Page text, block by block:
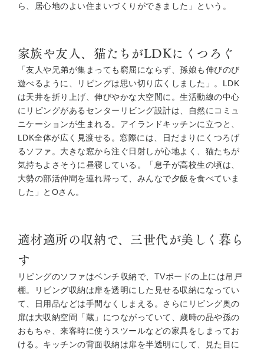
ら、居心地のよい住まいづくりができました」という。
家族や友人、猫たちがLDKにくつろぐ
「友人や兄弟が集まっても窮屈にならず、孫娘も伸びのび
遊べるように、リビングは思い切り広くしました」。LDK
は天井を折り上げ、伸びやかな大空間に。生活動線の中心
にリビングがあるセンターリビング設計は、自然にコミュ
ニケーションが生まれる。アイランドキッチンに立つと、
LDK全体が広く見渡せる。窓際には、日だまりにくつろげ
るソファ。大きな窓から注ぐ日射しが心地よく、猫たちが
気持ちよさそうに昼寝している。「息子が高校生の頃は、
大勢の部活仲間を連れ帰って、みんなで夕飯を食べていま
した」とOさん。
適材適所の収納で、三世代が美しく暮ら
す
リビングのソファはベンチ収納で、TVボードの上には吊戸
棚。リビング収納は扉を透明にした見せる収納になってい
て、日用品などは手間なくしまえる。さらにリビング奥の
扉は大収納空間「蔵」につながっていて、歳時の品や孫の
おもちゃ、来客時に使うスツールなどの家具をしまってお
ける。キッチンの背面収納は扉を半透明にして、見た目に